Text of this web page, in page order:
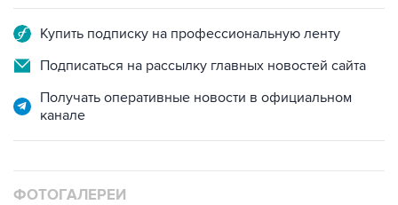
Купить подписку на профессиональную ленту
Подписаться на рассылку главных новостей сайта
Получать оперативные новости в официальном
канале
ФОТОГАЛЕРЕИ